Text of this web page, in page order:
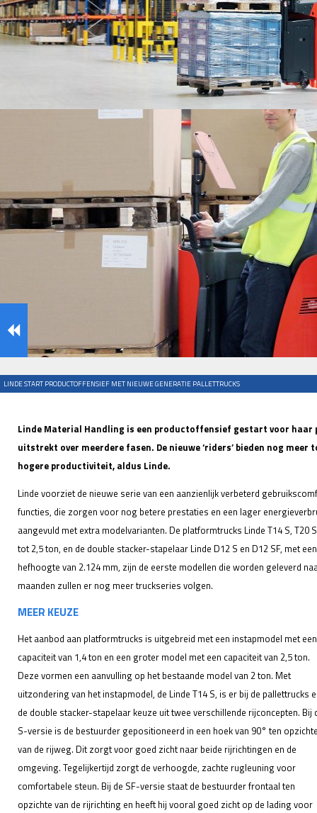
LINDE START PRODUCTOFFENSIEF MET NIEUWE GENERATIE PALLETTRUCKS
Linde Material Handling is een productoffensief gestart voor
uitstrekt over meerdere fasen. De nieuwe ‘riders’ bieden nog meer
hogere productiviteit, aldus Linde.
Linde voorziet de nieuwe serie van een aanzienlijk verbeterd
functies, die zorgen voor nog betere prestaties en een lager
aangevuld met extra modelvarianten. De platformtrucks Linde T14 S, T20
tot 2,5 ton, en de double stacker-stapelaar Linde D12 S en D12 SF, met
hefhoogte van 2.124 mm, zijn de eerste modellen die worden geleverd
maanden zullen er nog meer truckseries volgen.
MEER KEUZE
Het aanbod aan platformtrucks is uitgebreid met een instapmodel met een
capaciteit van 1,4 ton en een groter model met een capaciteit van 2,5 ton.
Deze vormen een aanvulling op het bestaande model van 2 ton. Met
uitzondering van het instapmodel, de Linde T14 S, is er bij de pallettrucks
de double stacker-stapelaar keuze uit twee verschillende rijconcepten. Bij
S-versie is de bestuurder gepositioneerd in een hoek van 90° ten
van de rijweg. Dit zorgt voor goed zicht naar beide rijrichtingen en de
omgeving. Tegelijkertijd zorgt de verhoogde, zachte rugleuning voor
comfortabele steun. Bij de SF-versie staat de bestuurder frontaal ten
opzichte van de rijrichting en heeft hij vooral goed zicht op de lading voor